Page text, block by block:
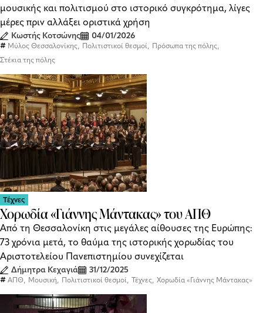
μουσικής και πολιτισμού στο ιστορικό συγκρότημα, λίγες
μέρες πριν αλλάξει οριστικά χρήση
Κωστής Κοτσώνης 04/01/2026
Μύλος Θεσσαλονίκης, Πολιτιστικοί θεσμοί, Πρόσωπα της πόλης,
Στέκια της πόλης
Τέχνες
Χορωδία «Γιάννης Μάντακας» του ΑΠΘ
Από τη Θεσσαλονίκη στις μεγάλες αίθουσες της Ευρώπης:
73 χρόνια μετά, το θαύμα της ιστορικής χορωδίας του
Αριστοτελείου Πανεπιστημίου συνεχίζεται
Δήμητρα Κεχαγιά 31/12/2025
ΑΠΘ, Μουσική, Πολιτιστικοί θεσμοί, Τέχνες, Χορωδία «Γιάννης Μάντακας»